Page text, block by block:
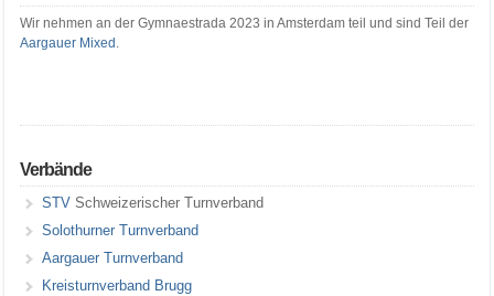
Wir nehmen an der Gymnaestrada 2023 in Amsterdam teil und sind Teil der
Aargauer Mixed
Verbände
STVSchweizerischer Turnverband
Solothurner Turnverband
Aargauer Turnverband
Kreisturnverband Brugg